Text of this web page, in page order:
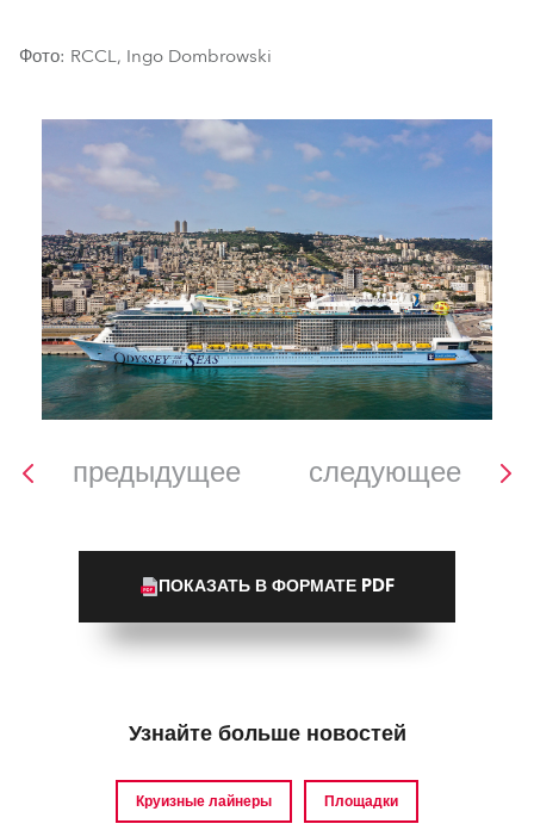
Фото: RCCL, Ingo Dombrowski
предыдущее следующее
ПОКАЗАТЬ В ФОРМАТЕ PDF
Узнайте больше новостей
Круизные лайнеры Площадки